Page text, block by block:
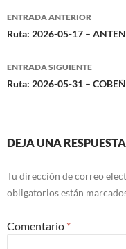
Navegación
de
entradas
ENTRADA ANTERIOR
Ruta: 2026-05-17 –
ENTRADA SIGUIENTE
Ruta: 2026-05-31 –
DEJA UNA RESPUESTA
Tu dirección de correo
obligatorios están
Comentario *